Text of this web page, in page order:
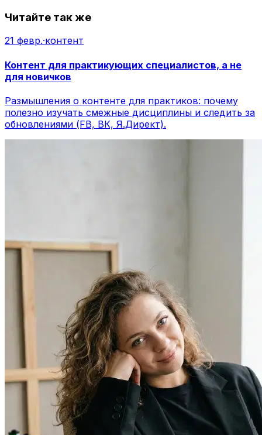
Читайте так же
21 февр.·контент
Контент для практикующих специалистов, а не
для новичков
Размышления о контенте для практиков: почему
полезно изучать смежные дисциплины и следить за
обновлениями (FB, ВК, Я.Директ).